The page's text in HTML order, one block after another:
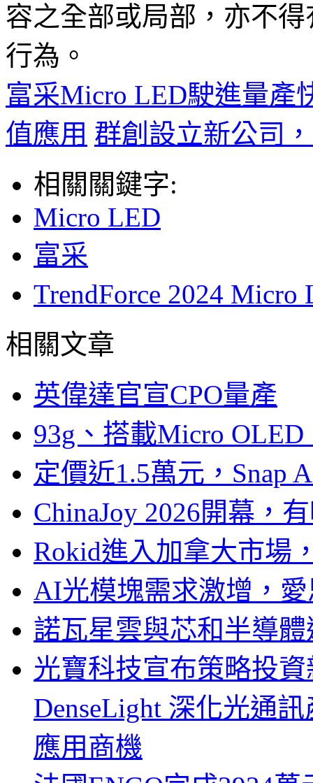
容之全部或局部，亦不
行為。
富采Micro LED駛進量產
值應用 群創設立新公司
相關關鍵字:
Micro LED
富采
TrendForce 2024
相關文章
英偉達官宣CPO量產
93g、搭載Micro
定價近1.5萬元，Snap
ChinaJoy 2026開幕，
Rokid進入加拿大市場
AI光模塊需求激增，
諾瓦星雲與芯和半導
光寶科技宣布策略投
DenseLight 深化光通
應用商機